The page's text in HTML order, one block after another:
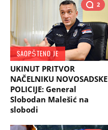
2
SAOPŠTENO JE
UKINUT PRITVOR
NAČELNIKU NOVOSADSKE
POLICIJE: General
Slobodan Malešić na
slobodi